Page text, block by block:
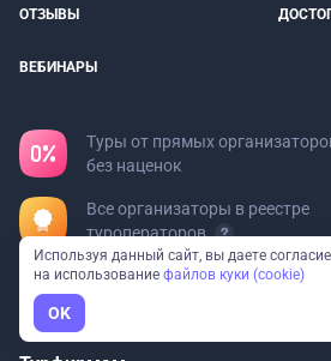
ОТЗЫВЫ
ВЕБИНАРЫ
Туры от прямых
без наценок
Все организаторы в реестре
туроператоров
Федеральный сервис: 97
Используя данный сайт, вы даете согласие
на использование файлов куки (cookie)
OK